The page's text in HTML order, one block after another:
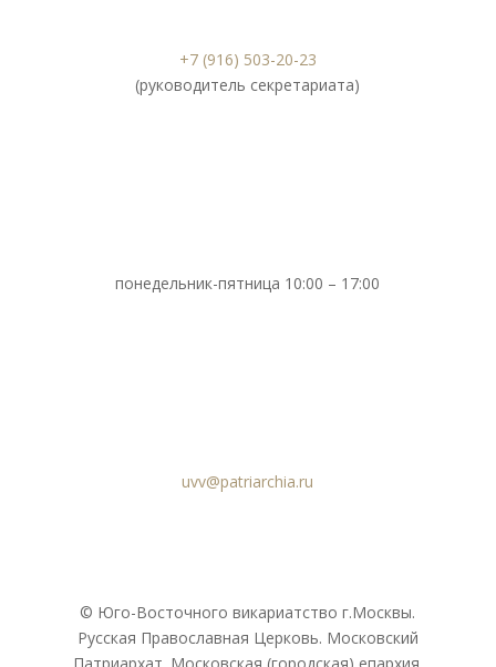
+7 (916) 503-20-23
(руководитель секретариата)
понедельник-пятница 10:00 – 17:00
uvv@patriarchia.ru
© Юго-Восточного викариатствo г.Москвы.
Русская Православная Церковь. Московский